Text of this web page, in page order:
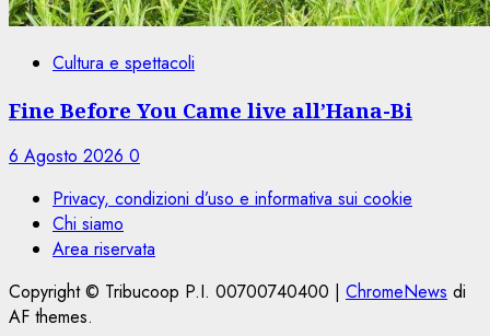
Cultura e spettacoli
Fine Before You Came live all’Hana-Bi
6 Agosto 2026 0
Privacy, condizioni d’uso e informativa sui cookie
Chi siamo
Area riservata
Copyright © Tribucoop P.I. 00700740400 | ChromeNews di
AF themes.